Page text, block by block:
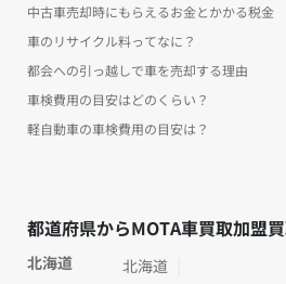
中古車売却時にもらえるお金とかかる税金
車のリサイクル料ってなに？
都会への引っ越しで車を売却する理由
車検費用の目安はどのくらい？
軽自動車の車検費用の目安は？
都道府県からMOTA車買取加盟
北海道 北海道